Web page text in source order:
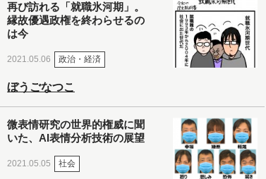
再び訪れる「就職氷河期」。
縁故優遇政権を終わらせるの
は今
2021.05.06 政治・経済
ぼうごなつこ
微表情研究の世界的権威に聞
いた、AI表情分析技術の展望
2021.05.05 社会